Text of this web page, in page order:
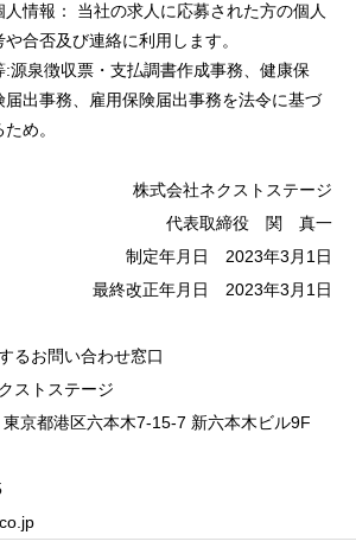
人情報： 当社の求人に応募された方の個人
合否及び連絡に利用します。
:源泉徴収票・支払調書作成事務、健康保
届出事務、雇用保険届出事務を法令に基づ
め。
株式会社ネクストステージ
代表取締役 関 真一
制定年月日 2023年3月1日
最終改正年月日 2023年3月1日
るお問い合わせ窓口
ストステージ
京都港区六本木7-15-7 新六本木ビル9F